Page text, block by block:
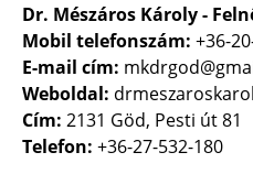
Dr. Mészáros Károly -
Mobil telefonszám: +36-
E-mail cím:
Weboldal:
Cím: 2131 Göd, Pesti út 81
Telefon: +36-27-532-180